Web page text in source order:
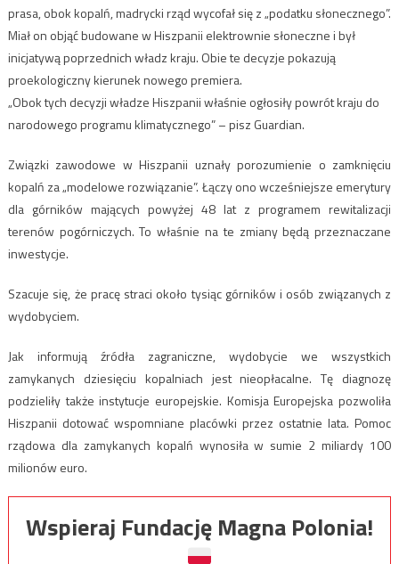
prasa, obok kopalń, madrycki rząd wycofał się z „podatku słonecznego”.
Miał on objąć budowane w Hiszpanii elektrownie słoneczne i był
inicjatywą poprzednich władz kraju. Obie te decyzje pokazują
proekologiczny kierunek nowego premiera.
„Obok tych decyzji władze Hiszpanii właśnie ogłosiły powrót kraju do
narodowego programu klimatycznego” – pisz Guardian.
Związki zawodowe w Hiszpanii uznały porozumienie o zamknięciu
kopalń za „modelowe rozwiązanie”. Łączy ono wcześniejsze emerytury
dla górników mających powyżej 48 lat z programem rewitalizacji
terenów pogórniczych. To właśnie na te zmiany będą przeznaczane
inwestycje.
Szacuje się, że pracę straci około tysiąc górników i osób związanych z
wydobyciem.
Jak informują źródła zagraniczne, wydobycie we wszystkich
zamykanych dziesięciu kopalniach jest nieopłacalne. Tę diagnozę
podzieliły także instytucje europejskie. Komisja Europejska pozwoliła
Hiszpanii dotować wspomniane placówki przez ostatnie lata. Pomoc
rządowa dla zamykanych kopalń wynosiła w sumie 2 miliardy 100
milionów euro.
Wspieraj Fundację Magna Polonia!